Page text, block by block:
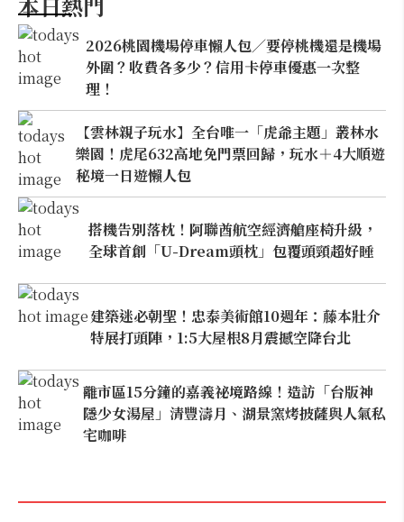
2026桃園機場停車懶人包／要停桃機還是機場
外圍？收費各多少？信用卡停車優惠一次整
理！
【雲林親子玩水】全台唯一「虎爺主題」叢林水
樂園！虎尾632高地免門票回歸，玩水＋4大順遊
秘境一日遊懶人包
搭機告別落枕！阿聯酋航空經濟艙座椅升級，
全球首創「U-Dream頭枕」包覆頭頸超好睡
建築迷必朝聖！忠泰美術館10週年：藤本壯介
特展打頭陣，1:5大屋根8月震撼空降台北
離市區15分鐘的嘉義祕境路線！造訪「台版神
隱少女湯屋」清豐濤月、湖景窯烤披薩與人氣私
宅咖啡